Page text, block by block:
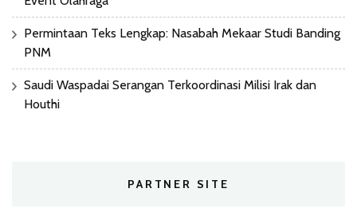
Permintaan Teks Lengkap: Nasabah Mekaar Studi Banding
PNM
Saudi Waspadai Serangan Terkoordinasi Milisi Irak dan
Houthi
PARTNER SITE